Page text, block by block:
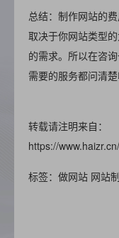
总结：制作网站的
取决于你网站类型
的需求。所以在咨
需要的服务都问清楚
转载请注明来自：
https://
标签：做网站 网站